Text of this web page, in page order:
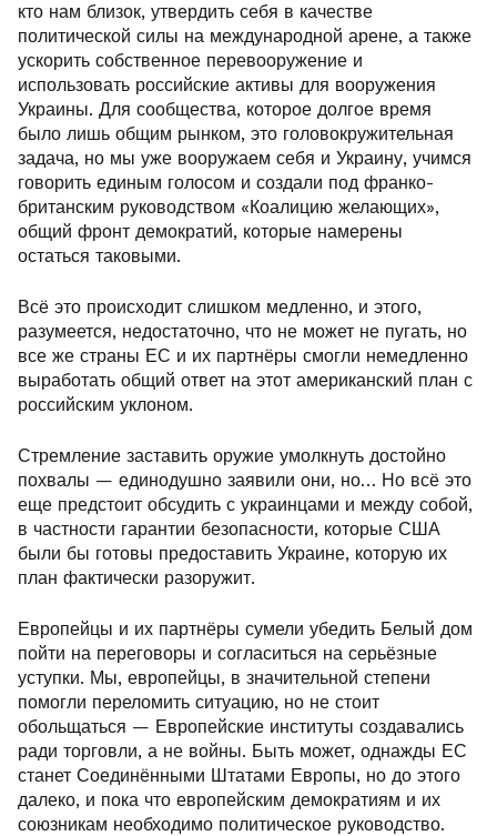
кто нам близок, утвердить себя в качестве
политической силы на международной арене, а также
ускорить собственное перевооружение и
использовать российские активы для вооружения
Украины. Для сообщества, которое долгое время
было лишь общим рынком, это головокружительная
задача, но мы уже вооружаем себя и Украину, учимся
говорить единым голосом и создали под франко-
британским руководством «Коалицию желающих»,
общий фронт демократий, которые намерены
остаться таковыми.
Всё это происходит слишком медленно, и этого,
разумеется, недостаточно, что не может не пугать, но
все же страны ЕС и их партнёры смогли немедленно
выработать общий ответ на этот американский план с
российским уклоном.
Стремление заставить оружие умолкнуть достойно
похвалы — единодушно заявили они, но… Но всё это
еще предстоит обсудить с украинцами и между собой,
в частности гарантии безопасности, которые США
были бы готовы предоставить Украине, которую их
план фактически разоружит.
Европейцы и их партнёры сумели убедить Белый дом
пойти на переговоры и согласиться на серьёзные
уступки. Мы, европейцы, в значительной степени
помогли переломить ситуацию, но не стоит
обольщаться — Европейские институты создавались
ради торговли, а не войны. Быть может, однажды ЕС
станет Соединёнными Штатами Европы, но до этого
далеко, и пока что европейским демократиям и их
союзникам необходимо политическое руководство.